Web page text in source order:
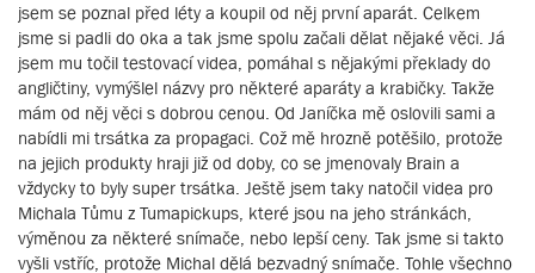
jsem se poznal před léty a koupil od něj první aparát. Celkem
jsme si padli do oka a tak jsme spolu začali dělat nějaké věci. Já
jsem mu točil testovací videa, pomáhal s nějakými překlady do
angličtiny, vymýšlel názvy pro některé aparáty a krabičky. Takže
mám od něj věci s dobrou cenou. Od Janíčka mě oslovili sami a
nabídli mi trsátka za propagaci. Což mě hrozně potěšilo, protože
na jejich produkty hraji již od doby, co se jmenovaly Brain a
vždycky to byly super trsátka. Ještě jsem taky natočil videa pro
Michala Tůmu z Tumapickups, které jsou na jeho stránkách,
výměnou za některé snímače, nebo lepší ceny. Tak jsme si takto
vyšli vstříc, protože Michal dělá bezvadný snímače. Tohle všechno